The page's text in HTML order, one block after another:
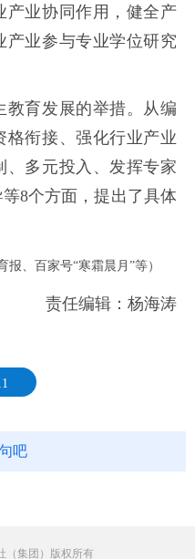
产业协同作用，健全产
产业参与专业学位研究
教育发展的举措。从编
格衔接、强化行业产业
、多元投入、发挥专家
8个方面，提出了具体
报、百家号“寒霜晨月”等）
责任编辑：杨海涛
吧
（集团）版权所有